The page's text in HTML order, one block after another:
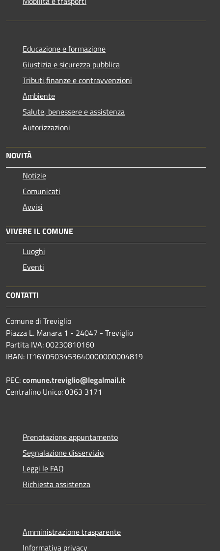
Educazione e formazione
Giustizia e sicurezza pubblica
Tributi,finanze e contravvenzioni
Ambiente
Salute, benessere e assistenza
Autorizzazioni
NOVITÀ
Notizie
Comunicati
Avvisi
VIVERE IL COMUNE
Luoghi
Eventi
CONTATTI
Comune di Treviglio
Piazza L. Manara 1 - 24047 - Treviglio
Partita IVA: 00230810160
IBAN: IT16Y0503453640000000004819
PEC:comune.treviglio@legalmail.it
Centralino Unico: 0363 3171
Prenotazione appuntamento
Segnalazione disservizio
Leggi le FAQ
Richiesta assistenza
Amministrazione trasparente
Informativa privacy